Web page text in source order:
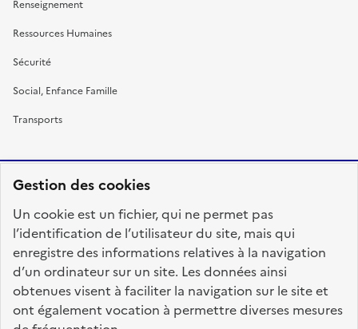
Gestion des cookies
Un cookie est un fichier, qui ne permet pas
l’identification de l’utilisateur du site, mais qui
enregistre des informations relatives à la navigation
d’un ordinateur sur un site. Les données ainsi
obtenues visent à faciliter la navigation sur le site et
ont également vocation à permettre diverses mesures
Renseignement
Ressources Humaines
Sécurité
Social, Enfance Famille
Transports
FRANÇAISE
fonction-publique.gouv.fr
legifrance.gouv.fr